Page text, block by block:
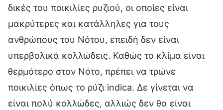
δικές του ποικιλίες ρυζιού, οι οποίες είναι
μακρύτερες και κατάλληλες για τους
ανθρώπους του Νότου, επειδή δεν είναι
υπερβολικά κολλώδεις. Καθώς το κλίμα είναι
θερμότερο στον Νότο, πρέπει να τρώνε
ποικιλίες όπως το ρύζι indica. Δε γίνεται να
είναι πολύ κολλώδες, αλλιώς δεν θα είναι